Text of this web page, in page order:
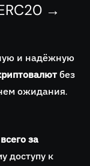
→
и надёжную
без
ожидания.
за
доступу к